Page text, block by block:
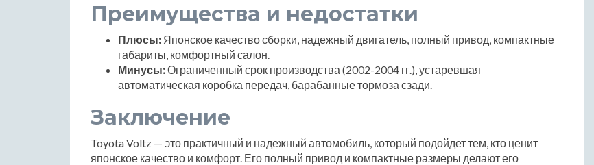
Преимущества и недостатки
Плюсы: Японское качество сборки, надежный двигатель, полный привод, компактные
габариты, комфортный салон.
Минусы:Ограниченный срок производства (2002-2004 гг.), устаревшая
автоматическая коробка передач, барабанные тормоза сзади.
Заключение
Toyota Voltz — это практичный и надежный автомобиль, который подойдет тем, кто ценит
японское качество и комфорт. Его полный привод и компактные размеры делают его